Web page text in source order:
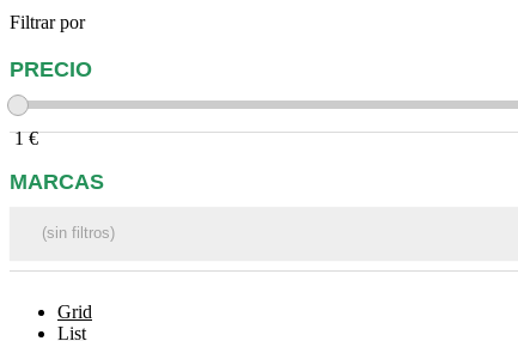
Filtrar por
PRECIO
1 €
MARCAS
Grid
List